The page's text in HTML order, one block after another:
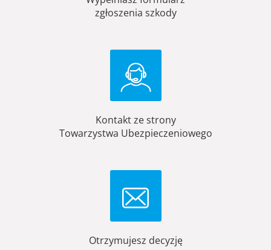
zgłoszenia szkody
Kontakt ze strony
Towarzystwa Ubezpieczeniowego
Otrzymujesz decyzję